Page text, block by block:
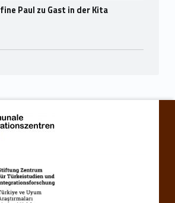
Paul zu Gast in der Kita
Kita Rheinstraße”